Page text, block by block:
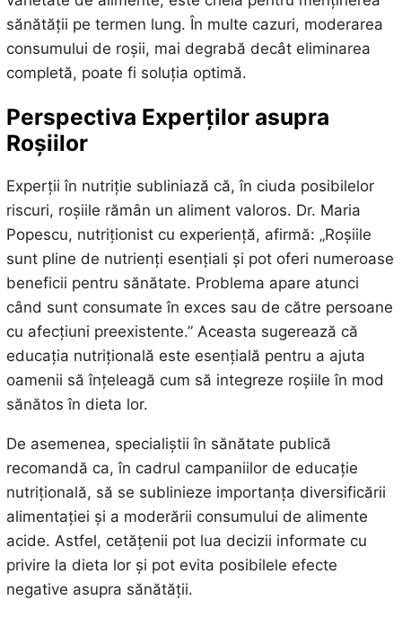
sănătății pe termen lung. În multe cazuri, moderarea
consumului de roșii, mai degrabă decât eliminarea
completă, poate fi soluția optimă.
Perspectiva Experților asupra
Roșiilor
Experții în nutriție subliniază că, în ciuda posibilelor
riscuri, roșiile rămân un aliment valoros. Dr. Maria
Popescu, nutriționist cu experiență, afirmă: „Roșiile
sunt pline de nutrienți esențiali și pot oferi numeroase
beneficii pentru sănătate. Problema apare atunci
când sunt consumate în exces sau de către persoane
cu afecțiuni preexistente.” Aceasta sugerează că
educația nutrițională este esențială pentru a ajuta
oamenii să înțeleagă cum să integreze roșiile în mod
sănătos în dieta lor.
De asemenea, specialiștii în sănătate publică
recomandă ca, în cadrul campaniilor de educație
nutrițională, să se sublinieze importanța diversificării
alimentației și a moderării consumului de alimente
acide. Astfel, cetățenii pot lua decizii informate cu
privire la dieta lor și pot evita posibilele efecte
negative asupra sănătății.